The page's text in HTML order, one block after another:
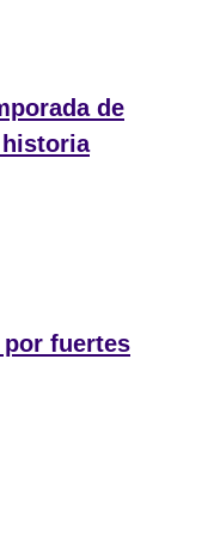
de
por fuertes